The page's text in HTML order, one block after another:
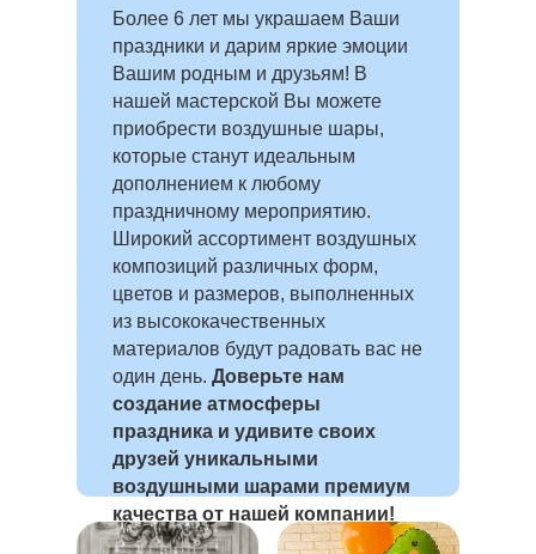
Более 6 лет мы украшаем Ваши
праздники и дарим яркие эмоции
Вашим родным и друзьям! В
нашей мастерской Вы можете
приобрести воздушные шары,
которые станут идеальным
дополнением к любому
праздничному мероприятию.
Широкий ассортимент воздушных
композиций различных форм,
цветов и размеров, выполненных
из высококачественных
материалов будут радовать вас не
один день. Доверьте нам
создание атмосферы
праздника и удивите своих
друзей уникальными
воздушными шарами премиум
качества от нашей компании!